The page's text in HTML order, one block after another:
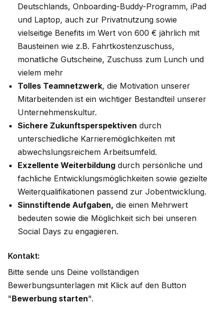
Deutschlands, Onboarding-Buddy-Programm, iPad
und Laptop, auch zur Privatnutzung sowie
vielseitige Benefits im Wert von 600 € jährlich mit
Bausteinen wie z.B. Fahrtkostenzuschuss,
monatliche Gutscheine, Zuschuss zum Lunch und
vielem mehr
Tolles Teamnetzwerk, die Motivation unserer
Mitarbeitenden ist ein wichtiger Bestandteil unserer
Unternehmenskultur.
Sichere Zukunftsperspektiven durch
unterschiedliche Karrieremöglichkeiten mit
abwechslungsreichem Arbeitsumfeld.
Exzellente Weiterbildung durch persönliche und
fachliche Entwicklungsmöglichkeiten sowie gezielte
Weiterqualifikationen passend zur Jobentwicklung.
Sinnstiftende Aufgaben, die einen Mehrwert
bedeuten sowie die Möglichkeit sich bei unseren
Social Days zu engagieren.
Kontakt:
Bitte sende uns Deine vollständigen
Bewerbungsunterlagen mit Klick auf den Button
"Bewerbung starten".